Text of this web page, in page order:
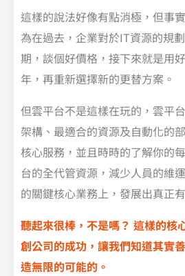
這樣的說法好像有點消極，但事
為在過去，企業對於IT資源的規
期，談個好價格，接下來就是用
年，再重新選擇新的更替方案。
但雲平台不是這樣在玩的，雲平
架構、最適合的資源及自動化的
核心服務，並且時時的了解你的
台的全代管資源，減少人員的維
的關鍵核心業務上，發展出真正
聽起來很棒，不是嗎？ 這樣的核
創公司的成功，讓我們知道其實
造無限的可能的。